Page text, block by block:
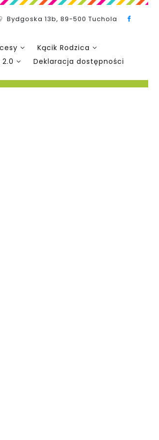
Bydgoska 13b, 89-500 Tuchola
Kącik Rodzica
Deklaracja dostępności